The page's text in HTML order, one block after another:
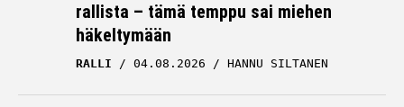
rallista – tämä temppu sai miehen
häkeltymään
RALLI 04.08.2026 HANNU SILTANEN